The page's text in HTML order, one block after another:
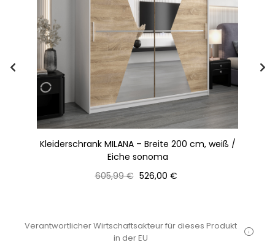
Kleiderschrank MILANA – Breite 200 cm, weiß /
Eiche sonoma
Normaler
605,99 € Preis
526,00 €
Verantwortlicher Wirtschaftsakteur für dieses Produkt
in der EU